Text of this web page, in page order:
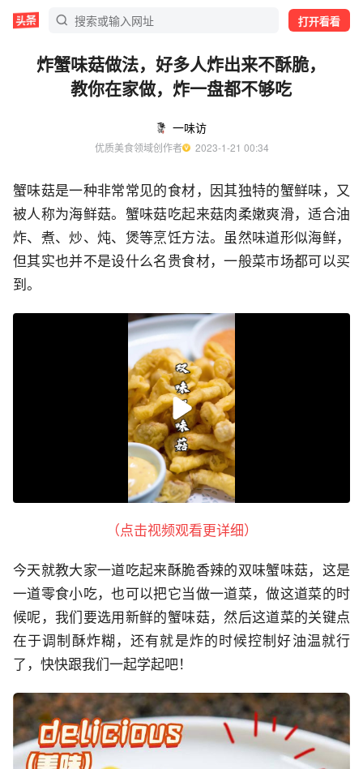
打开看看
炸蟹味菇做法，好多人炸出来不酥脆，
教你在家做，炸一盘都不够吃
一味访
优质美食领域创作者
  2023-1-21 00:34
蟹味菇是一种非常常见的食材，因其独特的蟹鲜味，又
被人称为海鲜菇。蟹味菇吃起来菇肉柔嫩爽滑，适合油
炸、煮、炒、炖、煲等烹饪方法。虽然味道形似海鲜，
但其实也并不是设什么名贵食材，一般菜市场都可以买
到。
（点击视频观看更详细）
今天就教大家一道吃起来酥脆香辣的双味蟹味菇，这是
一道零食小吃，也可以把它当做一道菜，做这道菜的时
候呢，我们要选用新鲜的蟹味菇，然后这道菜的关键点
在于调制酥炸糊，还有就是炸的时候控制好油温就行
了，快快跟我们一起学起吧！